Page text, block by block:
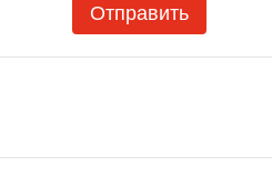
Отправить